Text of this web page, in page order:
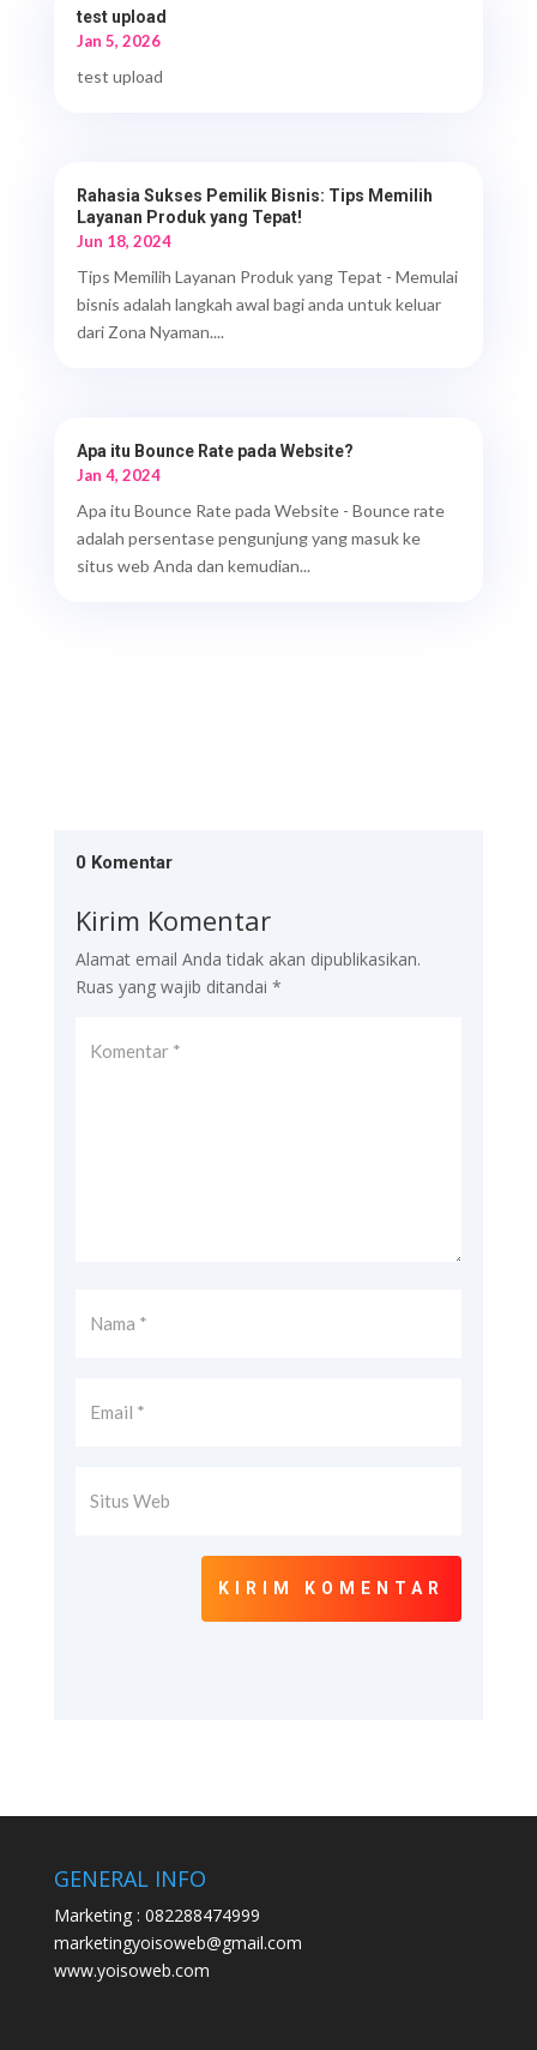
test upload
Jan 5, 2026
test upload
Rahasia Sukses Pemilik Bisnis: Tips Memilih
Layanan Produk yang Tepat!
Jun 18, 2024
Tips Memilih Layanan Produk yang Tepat - Memulai
bisnis adalah langkah awal bagi anda untuk keluar
dari Zona Nyaman....
Apa itu Bounce Rate pada Website?
Jan 4, 2024
Apa itu Bounce Rate pada Website - Bounce rate
adalah persentase pengunjung yang masuk ke
situs web Anda dan kemudian...
0 Komentar
Kirim Komentar
Alamat email Anda tidak akan dipublikasikan.
Ruas yang wajib ditandai *
KIRIM KOMENTAR
GENERAL INFO
Marketing : 082288474999
marketingyoisoweb@gmail.com
www.yoisoweb.com